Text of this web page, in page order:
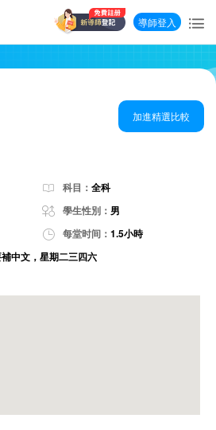
導師登入
加進精選比較
科目： 全科
學生性別： 男
每堂时间： 1.5小時
中文，星期二三四六